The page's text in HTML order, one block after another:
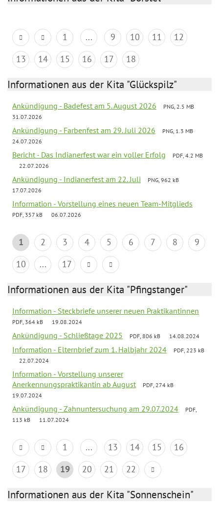
1 ... 9 10 11
12
13
14 15 16 17 18
Informationen aus der Kita "Glückspilz"
Ankündigung - Badefest am 5. August 2026
PNG, 2.5 MB
31.07.2026
Ankündigung - Farbenfest am 29. Juli 2026
PNG, 1.3 MB
24.07.2026
Bericht - Das Indianerfest war ein voller Erfolg
PDF, 4.2 MB
22.07.2026
Ankündigung - Indianerfest am 22. Juli
PNG, 962 kB
17.07.2026
Information - Vorstellung eines neuen Team-Mitglieds
PDF, 357 kB 06.07.2026
1 2 3 4 5 6 7 8
9
10
... 17
Informationen aus der Kita "Pfingstanger"
Information - Steckbriefe unserer neuen Praktikantinnen
PDF, 364 kB 19.08.2024
Ankündigung - Schließtage 2025 PDF, 806 kB 14.08.2024
Information - Elternbrief zum 1. Halbjahr 2024
PDF, 223 kB
22.07.2024
Information - Vorstellung unserer
Anerkennungspraktikantin ab August
PDF, 274 kB
19.07.2024
Ankündigung - Zahnuntersuchung am 29.07.2024
PDF,
113 kB
11.07.2024
1 ... 13 14 15
16
17
18 19 20 21 22
Informationen aus der Kita "Sonnenschein"